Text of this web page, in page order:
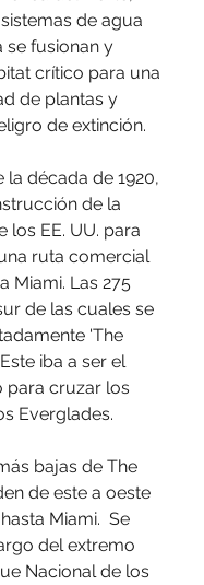
de agua
se fusionan y
crítico para una
de plantas y
de extinción.
la década de 1920,
de la
los EE. UU. para
ruta comercial
Miami. Las 275
de las cuales se
'The
iba a ser el
para cruzar los
Everglades.
bajas de The
de este a oeste
Miami.  Se
del extremo
Nacional de los